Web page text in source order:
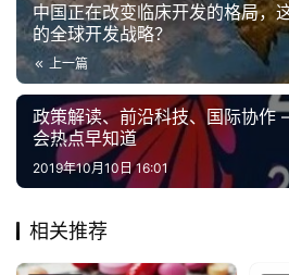
中国正在改变临床开发的格局，
的全球开发战略？
上一篇
政策解读、前沿科技、国际协作
会热点早知道
2019年10月10日 16:01
相关推荐